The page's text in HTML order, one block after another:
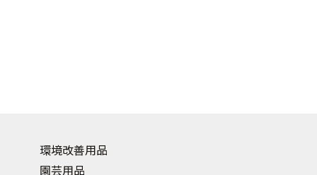
環境改善用品
園芸用品